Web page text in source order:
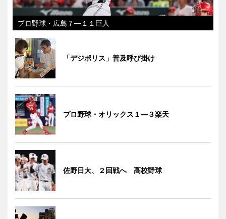
プロ野球・広島７―１１巨人
「デジポリス」普及呼び掛け
プロ野球・オリックス１―３楽天
佐野日大、２回戦へ 高校野球